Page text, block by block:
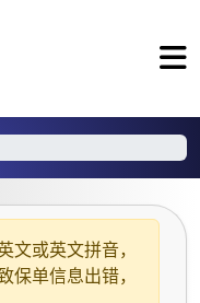
文或英文拼音，
保单信息出错，